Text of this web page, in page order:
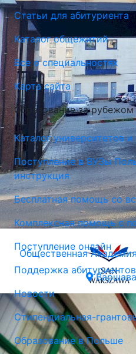
Общественная
Статьи для абитуриента
Каталог общежитий
Все о специальностях
Карта сайта
Образование за рубежом
Каталог университетов
Поступление в ВУЗы
инструкция
Бесплатная помощь со
Комплексная помощь с
Поступление онлайн
Поддержка
Новости
Стипендиальная-
Образование в Польше